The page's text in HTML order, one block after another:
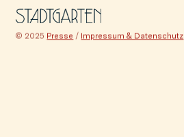
© 2025 Presse / Impressum & Datenschutz